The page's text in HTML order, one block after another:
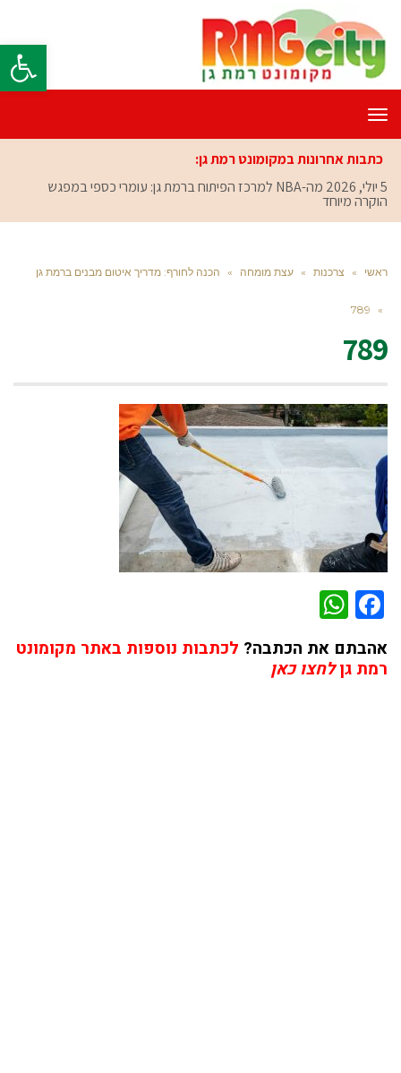
פתח
תפריט
כתבות אחרונות במקומונט רמת גן:
5 יולי, 2026
מה-NBA למרכז הפיתוח ברמת גן: עומרי כספי במפגש
הוקרה מיוחד
ראשי » צרכנות » עצת מומחה » הכנה לחורף: מדריך איטום מבנים ברמת גן
»
789
789
Facebook
אהבתם את הכתבה? לכתבות נוספות באתר מקומונט
רמת גןלחצו כאן